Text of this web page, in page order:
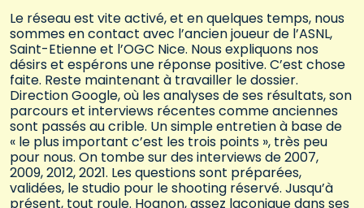
Le réseau est vite activé, et en quelques temps, nous
sommes en contact avec l’ancien joueur de l’ASNL,
Saint-Etienne et l’OGC Nice. Nous expliquons nos
désirs et espérons une réponse positive. C’est chose
faite. Reste maintenant à travailler le dossier.
Direction Google, où les analyses de ses résultats, son
parcours et interviews récentes comme anciennes
sont passés au crible. Un simple entretien à base de
« le plus important c’est les trois points », très peu
pour nous. On tombe sur des interviews de 2007,
2009, 2012, 2021. Les questions sont préparées,
validées, le studio pour le shooting réservé. Jusqu’à
présent, tout roule. Hognon, assez laconique dans ses